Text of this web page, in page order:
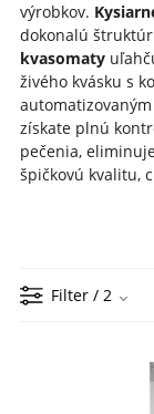
výrobkov.
dokonalú
kvasomaty
živého kvásku s
získate plnú
pečenia,
špičkovú kvalitu,
Filter / 2